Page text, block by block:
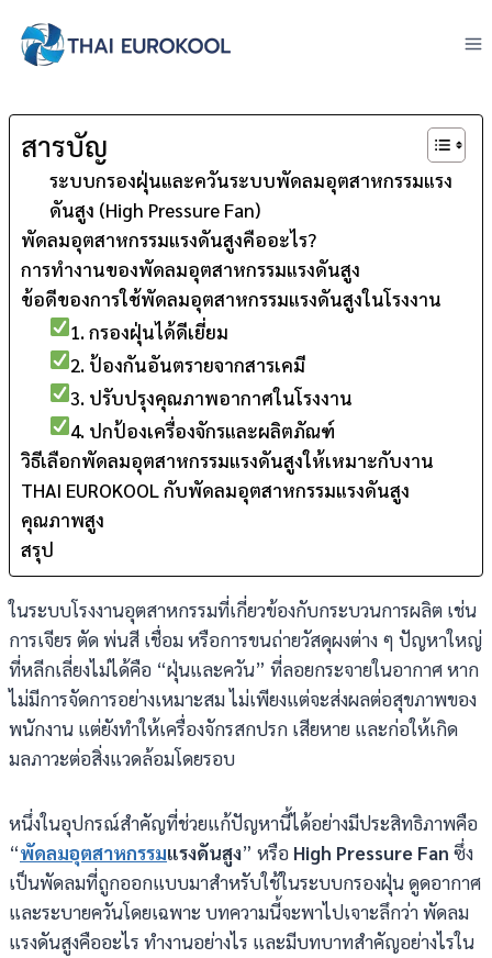
content
สารบัญ
ระบบกรองฝุ่นและควันระบบพัดลมอุตสาหกรรมแรง
ดันสูง (High Pressure Fan)
พัดลมอุตสาหกรรมแรงดันสูงคืออะไร?
การทำงานของพัดลมอุตสาหกรรมแรงดันสูง
ข้อดีของการใช้พัดลมอุตสาหกรรมแรงดันสูงในโรงงาน
1. กรองฝุ่นได้ดีเยี่ยม
2. ป้องกันอันตรายจากสารเคมี
3. ปรับปรุงคุณภาพอากาศในโรงงาน
4. ปกป้องเครื่องจักรและผลิตภัณฑ์
วิธีเลือกพัดลมอุตสาหกรรมแรงดันสูงให้เหมาะกับงาน
THAI EUROKOOL กับพัดลมอุตสาหกรรมแรงดันสูง
คุณภาพสูง
สรุป
ในระบบโรงงานอุตสาหกรรมที่เกี่ยวข้องกับกระบวนการผลิต เช่น
การเจียร ตัด พ่นสี เชื่อม หรือการขนถ่ายวัสดุผงต่าง ๆ ปัญหาใหญ่
ที่หลีกเลี่ยงไม่ได้คือ “ฝุ่นและควัน” ที่ลอยกระจายในอากาศ หาก
ไม่มีการจัดการอย่างเหมาะสม ไม่เพียงแต่จะส่งผลต่อสุขภาพของ
พนักงาน แต่ยังทำให้เครื่องจักรสกปรก เสียหาย และก่อให้เกิด
มลภาวะต่อสิ่งแวดล้อมโดยรอบ
หนึ่งในอุปกรณ์สำคัญที่ช่วยแก้ปัญหานี้ได้อย่างมีประสิทธิภาพคือ
“พัดลมอุตสาหกรรมแรงดันสูง” หรือ High Pressure Fan ซึ่ง
เป็นพัดลมที่ถูกออกแบบมาสำหรับใช้ในระบบกรองฝุ่น ดูดอากาศ
และระบายควันโดยเฉพาะ บทความนี้จะพาไปเจาะลึกว่า พัดลม
แรงดันสูงคืออะไร ทำงานอย่างไร และมีบทบาทสำคัญอย่างไรใน